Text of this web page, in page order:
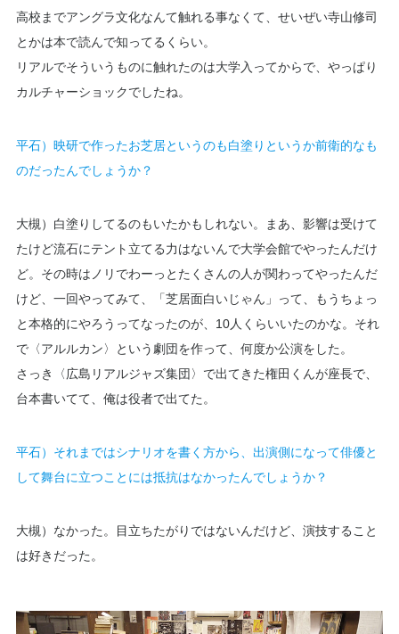
高校までアングラ文化なんて触れる事なくて、せいぜい寺山修司
とかは本で読んで知ってるくらい。
リアルでそういうものに触れたのは大学入ってからで、やっぱり
カルチャーショックでしたね。
平石）映研で作ったお芝居というのも白塗りというか前衛的なも
のだったんでしょうか？
大槻）白塗りしてるのもいたかもしれない。まあ、影響は受けて
たけど流石にテント立てる力はないんで大学会館でやったんだけ
ど。その時はノリでわーっとたくさんの人が関わってやったんだ
けど、一回やってみて、「芝居面白いじゃん」って、もうちょっ
と本格的にやろうってなったのが、10人くらいいたのかな。それ
で〈アルルカン〉という劇団を作って、何度か公演をした。
さっき〈広島リアルジャズ集団〉で出てきた権田くんが座長で、
台本書いてて、俺は役者で出てた。
平石）それまではシナリオを書く方から、出演側になって俳優と
して舞台に立つことには抵抗はなかったんでしょうか？
大槻）なかった。目立ちたがりではないんだけど、演技すること
は好きだった。